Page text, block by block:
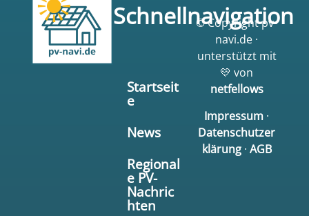
Schnellnavigation
Startseit
e
News
Regional
e PV-
Nachric
hten
© Copyright pv-
navi.de ·
unterstützt mit
💛 von
netfellows
Impressum ·
Datenschutzer
klärung· AGB